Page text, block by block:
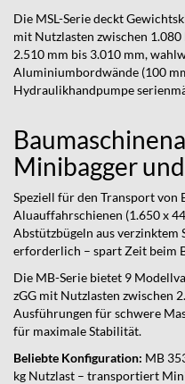
Die MSL-Serie deckt
mit Nutzlasten zwischen 1.080
2.510 mm bis 3.010 mm,
Aluminiumbordwände (100
Hydraulikhandpumpe
Minibagger
Speziell für den Transport
Aluauffahrschienen (1.650 x
Abstützbügeln aus verzinktem
erforderlich – spart Zeit beim
Die MB-Serie bietet 9
zGG mit Nutzlasten zwischen
Ausführungen für schwere
für maximale Stabilität.
Beliebte Konfiguration: MB
kg Nutzlast – transportiert